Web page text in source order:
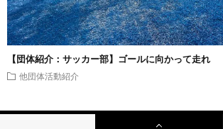
【団体紹介：サッカー部】ゴールに向かって走れ
他団体活動紹介